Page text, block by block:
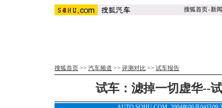
搜狐首页-新闻
搜狐首页 >> 汽车频道 >> 评测对比 >> 试车报告
试车：滤掉一切虚华--